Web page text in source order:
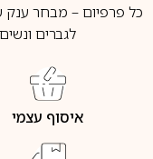
כל פרפיום – מבחר ענק
לגברים
איסוף עצמי